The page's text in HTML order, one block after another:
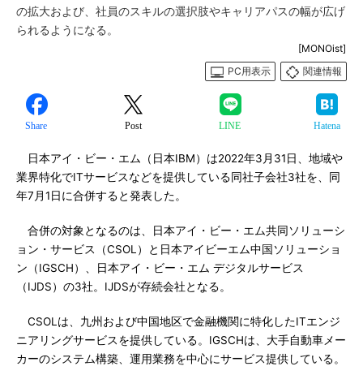
の拡大および、社員のスキルの選択肢やキャリアパスの幅が広げ
られるようになる。
[MONOist]
PC用表示
関連情報
Share Post LINE Hatena
日本アイ・ビー・エム（日本IBM）は2022年3月31日、地域や
業界特化でITサービスなどを提供している同社子会社3社を、同
年7月1日に合併すると発表した。
合併の対象となるのは、日本アイ・ビー・エム共同ソリューシ
ョン・サービス（CSOL）と日本アイビーエム中国ソリューショ
ン（IGSCH）、日本アイ・ビー・エム デジタルサービス
（IJDS）の3社。IJDSが存続会社となる。
CSOLは、九州および中国地区で金融機関に特化したITエンジ
ニアリングサービスを提供している。IGSCHは、大手自動車メー
カーのシステム構築、運用業務を中心にサービス提供している。